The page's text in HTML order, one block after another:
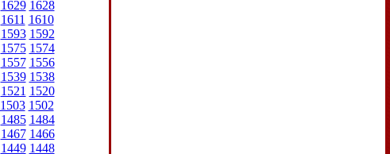
1629 1628
1611 1610
1593 1592
1575 1574
1557 1556
1539 1538
1521 1520
1503 1502
1485 1484
1467 1466
1449 1448